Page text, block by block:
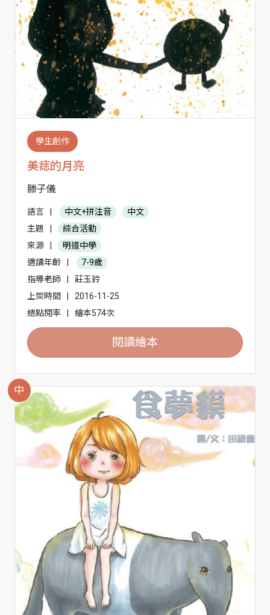
學生創作
美痣的月亮
滕子儀
語言 中文+拼注音
中文
主題
綜合活動
來源
明道中學
適讀年齡
7-9歲
指導老師
莊玉鈴
上架時間
2016-11-25
總點閱率
繪本574次
閱讀繪本
中